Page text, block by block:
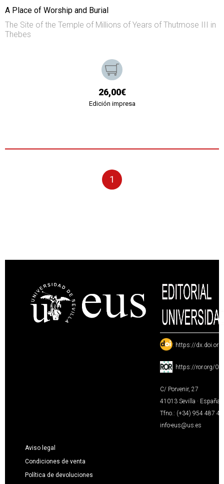
A Place of Worship and Burial
The Site of the Temple of Millions of Years of Thutmose III in
Thebes
26,00€
Edición impresa
1
: https://
: https://ror.org/
C/ Porvenir, 27
41013 Sevilla · España
Tfno.: (+34) 954 487
info-eus@us.es
Aviso legal
Condiciones de venta
Política de devoluciones